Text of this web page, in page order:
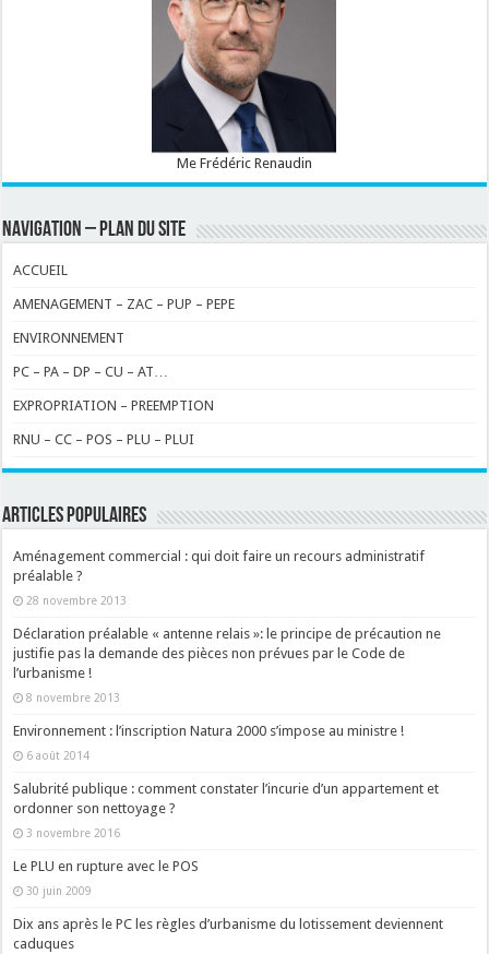
Me Frédéric Renaudin
NAVIGATION – PLAN DU SITE
ACCUEIL
AMENAGEMENT – ZAC – PUP – PEPE
ENVIRONNEMENT
PC – PA – DP – CU – AT…
EXPROPRIATION – PREEMPTION
RNU – CC – POS – PLU – PLUI
ARTICLES POPULAIRES
Aménagement commercial : qui doit faire un recours administratif
préalable ?
28 novembre 2013
Déclaration préalable « antenne relais »: le principe de précaution ne
justifie pas la demande des pièces non prévues par le Code de
l’urbanisme !
8 novembre 2013
Environnement : l’inscription Natura 2000 s’impose au ministre !
6 août 2014
Salubrité publique : comment constater l’incurie d’un appartement et
ordonner son nettoyage ?
3 novembre 2016
Le PLU en rupture avec le POS
30 juin 2009
Dix ans après le PC les règles d’urbanisme du lotissement deviennent
caduques